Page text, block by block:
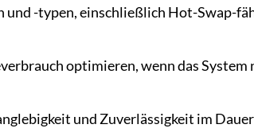
-typen, einschließlich Hot-Swap-
optimieren, wenn das System
und Zuverlässigkeit im